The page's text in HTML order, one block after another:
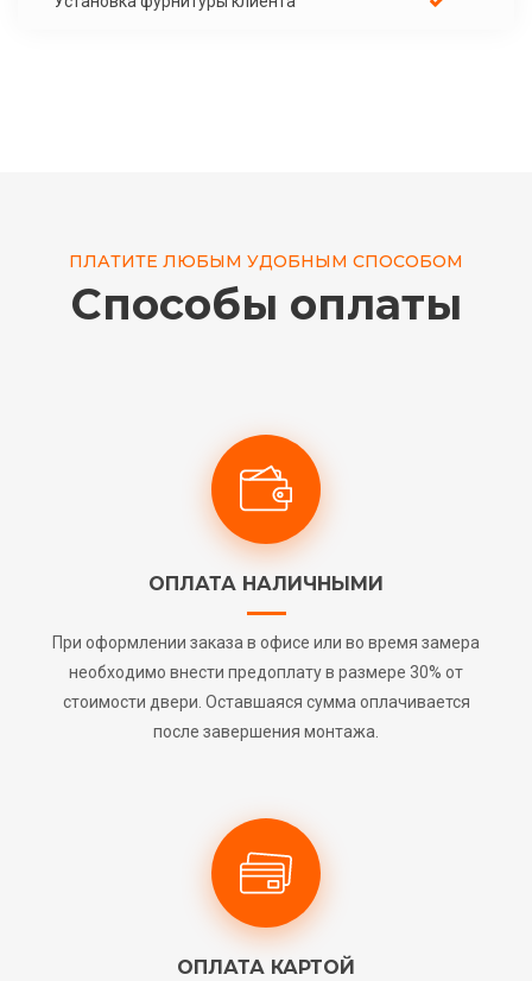
ПЛАТИТЕ ЛЮБЫМ УДОБНЫМ СПОСОБОМ
Способы оплаты
ОПЛАТА НАЛИЧНЫМИ
При оформлении заказа в офисе или во время замера
необходимо внести предоплату в размере 30% от
стоимости двери. Оставшаяся сумма оплачивается
после завершения монтажа.
ОПЛАТА КАРТОЙ